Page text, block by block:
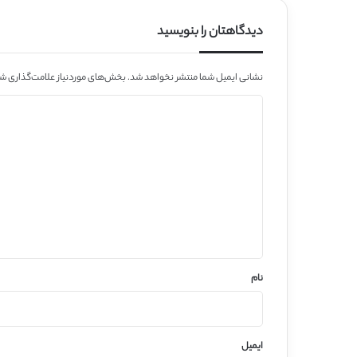
دیدگاهتان را بنویسید
نشانی ایمیل شما منتشر نخواهد شد.بخش‌های موردنیاز علامت‌گذاری
نام
ایمیل